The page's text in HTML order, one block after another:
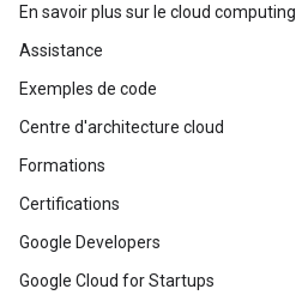
En savoir plus sur le cloud computing
Assistance
Exemples de code
Centre d'architecture cloud
Formations
Certifications
Google Developers
Google Cloud for Startups